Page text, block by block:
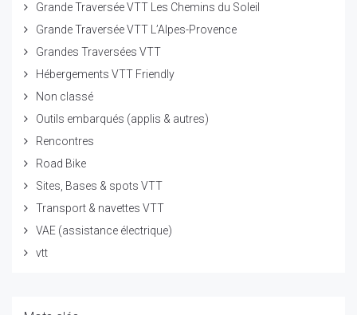
Grande Traversée VTT Les Chemins du Soleil
Grande Traversée VTT L’Alpes-Provence
Grandes Traversées VTT
Hébergements VTT Friendly
Non classé
Outils embarqués (applis & autres)
Rencontres
Road Bike
Sites, Bases & spots VTT
Transport & navettes VTT
VAE (assistance électrique)
vtt